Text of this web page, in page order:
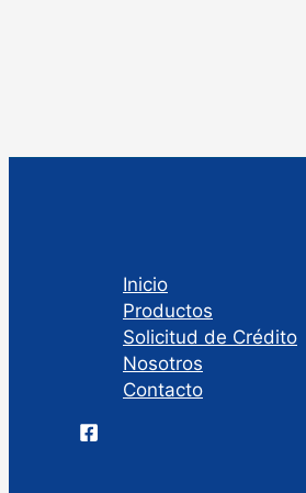
Inicio
Productos
Solicitud de Crédito
Nosotros
Contacto